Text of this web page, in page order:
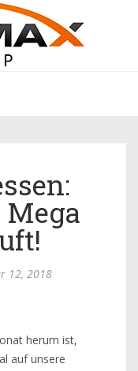
12, 2018
herum ist,
auf unsere